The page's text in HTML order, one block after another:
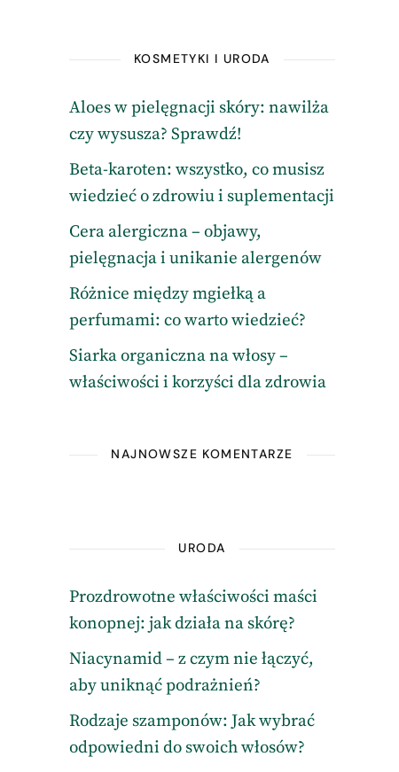
KOSMETYKI I URODA
Aloes w pielęgnacji skóry: nawilża
czy wysusza? Sprawdź!
Beta-karoten: wszystko, co musisz
wiedzieć o zdrowiu i suplementacji
Cera alergiczna – objawy,
pielęgnacja i unikanie alergenów
Różnice między mgiełką a
perfumami: co warto wiedzieć?
Siarka organiczna na włosy –
właściwości i korzyści dla zdrowia
NAJNOWSZE KOMENTARZE
URODA
Prozdrowotne właściwości maści
konopnej: jak działa na skórę?
Niacynamid – z czym nie łączyć,
aby uniknąć podrażnień?
Rodzaje szamponów: Jak wybrać
odpowiedni do swoich włosów?